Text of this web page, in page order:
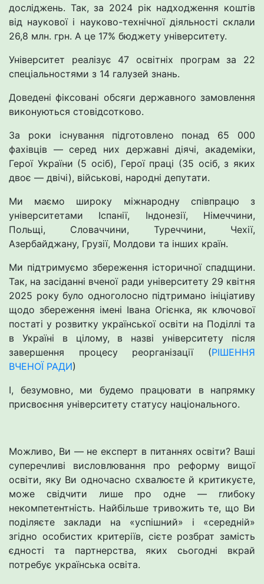
досліджень. Так, за 2024 рік надходження коштів
від наукової і науково-технічної діяльності склали
26,8 млн. грн. А це 17% бюджету університету.
Університет реалізує 47 освітніх програм за 22
спеціальностями з 14 галузей знань.
Доведені фіксовані обсяги державного замовлення
виконуються стовідсотково.
За роки існування підготовлено понад 65 000
фахівців — серед них державні діячі, академіки,
Герої України (5 осіб), Герої праці (35 осіб, з яких
двоє — двічі), військові, народні депутати.
Ми маємо широку міжнародну співпрацю з
університетами Іспанії, Індонезії, Німеччини,
Польщі, Словаччини, Туреччини, Чехії,
Азербайджану, Грузії, Молдови та інших країн.
Ми підтримуємо збереження історичної спадщини.
Так, на засіданні вченої ради університету 29 квітня
2025 року було одноголосно підтримано ініціативу
щодо збереження імені Івана Огієнка, як ключової
постаті у розвитку української освіти на Поділлі та
в Україні в цілому, в назві університету після
завершення процесу реорганізації (РІШЕННЯ
ВЧЕНОЇ РАДИ)
І, безумовно, ми будемо працювати в напрямку
присвоєння університету статусу національного.
Можливо, Ви — не експерт в питаннях освіти? Ваші
суперечливі висловлювання про реформу вищої
освіти, яку Ви одночасно схвалюєте й критикуєте,
може свідчити лише про одне — глибоку
некомпетентність. Найбільше тривожить те, що Ви
поділяєте заклади на «успішний» і «середній»
згідно особистих критеріїв, сієте розбрат замість
єдності та партнерства, яких сьогодні вкрай
потребує українська освіта.